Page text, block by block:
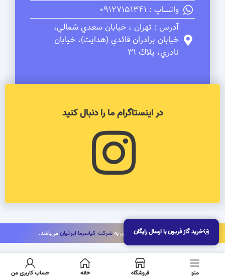
واتساپ : 09127151341
آدرس : تهران ، خيابان سعدي شمالي،
خيابان برادران قائدي (هدايت)، خيابان
نادري، پلاك 31
در اینستاگرام ما را دنبال کنید
کلیه حقوق این سایت متعلق بهشرکت کیاسرما ایرانیانمی‌باشد. خرید گاز فریون با ارسال رایگان
منو فروشگاه خانه حساب کاربری من